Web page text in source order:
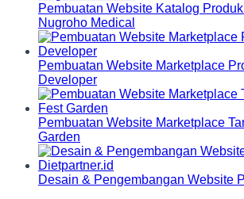
Pembuatan Website Katalog
Nugroho Medical
Pembuatan Website Marketplace
Developer
Pembuatan Website Marketplace
Garden
Desain & Pengembangan Website